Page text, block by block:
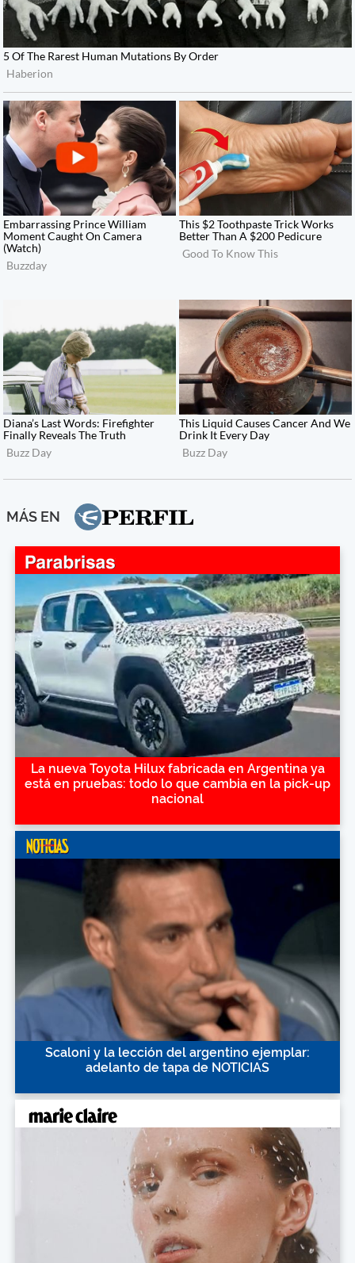
MÁS EN
La nueva Toyota Hilux fabricada en Argentina ya
está en pruebas: todo lo que cambia en la pick-up
nacional
Scaloni y la lección del argentino ejemplar:
adelanto de tapa de NOTICIAS